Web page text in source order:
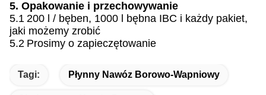
5. Opakowanie i przechowywanie
5.1 200 l / bęben, 1000 l bębna IBC i każdy pakiet,
jaki możemy zrobić
5.2 Prosimy o zapieczętowanie
Tagi: Płynny Nawóz Borowo-Wapniowy